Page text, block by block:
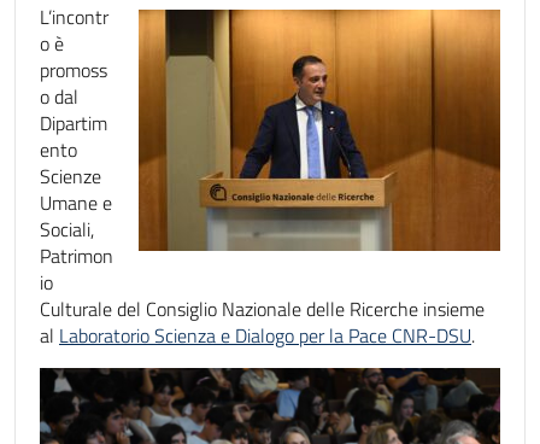
L’incontr
o è
promoss
o dal
Dipartim
ento
Scienze
Umane e
Sociali,
Patrimon
io
Culturale del Consiglio Nazionale delle Ricerche insieme
al Laboratorio Scienza e Dialogo per la Pace CNR-DSU.